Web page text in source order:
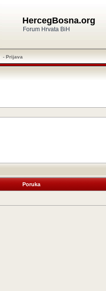
HercegBosna.org
Forum Hrvata BiH
- Prijava
Poruka